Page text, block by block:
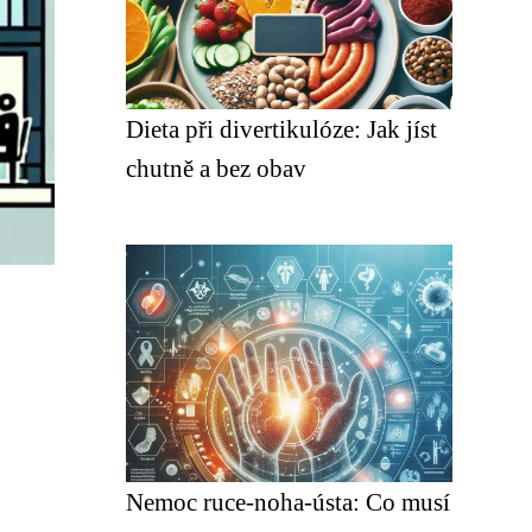
Dieta při divertikulóze: Jak jíst
chutně a bez obav
Nemoc ruce-noha-ústa: Co musí